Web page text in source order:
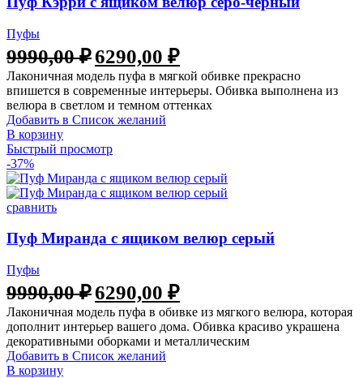
Пуфы
9990,00₽6290,00 ₽
Лаконичная модель пуфа в мягкой обивке прекрасно
впишется в современные интерьеры. Обивка выполнена из
велюра в светлом и темном оттенках
Добавить в Список желаний
В корзину
Быстрый просмотр
-37%
сравнить
Пуф Миранда с ящиком велюр серый
Пуфы
9990,00₽6290,00 ₽
Лаконичная модель пуфа в обивке из мягкого велюра, которая
дополнит интерьер вашего дома. Обивка красиво украшена
декоративными оборками и металлическим
Добавить в Список желаний
В корзину